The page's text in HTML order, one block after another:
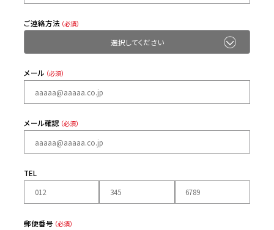
ご連絡方法 （必須）
メール （必須）
メール確認 （必須）
TEL
郵便番号 （必須）